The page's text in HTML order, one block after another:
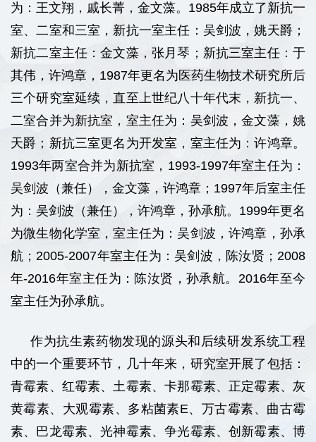
为：王文翔，戚长菁，金文藻。1985年成立了新抗一
室、二室和三室，新抗一室主任：吴剑波，姚天爵；
新抗二室主任：金文藻，张月琴；新抗三室主任：于
其伟，许鸿章，1987年更名为医药生物技术研究所后
三个研究室延续，直至上世纪八十年代末，新抗一、
二室合并为新抗室，室主任为：吴剑波，金文藻，姚
天爵；新抗三室更名为开发室，室主任为：许鸿章。
1993年两室合并为新抗室，1993-1997年室主任为：
吴剑波（兼任），金文藻，许鸿章；1997年后室主任
为：吴剑波（兼任），许鸿章，孙承航。1999年更名
为微生物化学室，室主任为：吴剑波，许鸿章，孙承
航；2005-2007年室主任为：吴剑波，陈汝贤；2008
年-2016年室主任为：陈汝贤，孙承航。2016年至今
室主任为孙承航。
作为抗生素药物发现的源头和后续研发系统工程
中的一个重要环节，几十年来，研究室开展了包括：
青霉素、红霉素、土霉素、卡那霉素、正定霉素、灰
黄霉素、大观霉素、多粘菌素E、万古霉素、曲古霉
素、巴龙霉素、光神霉素、争光霉素、创新霉素、博